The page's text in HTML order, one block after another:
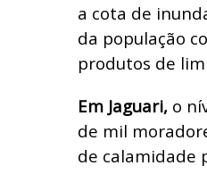
a cota de
da população
produtos de
Em Jaguari, o
de mil
de calamidade